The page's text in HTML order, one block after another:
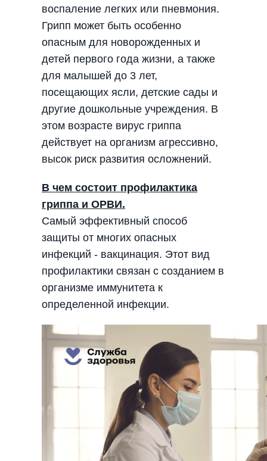
воспаление легких или пневмония.
Грипп может быть особенно
опасным для новорожденных и
детей первого года жизни, а также
для малышей до 3 лет,
посещающих ясли, детские сады и
другие дошкольные учреждения. В
этом возрасте вирус гриппа
действует на организм агрессивно,
высок риск развития осложнений.
В чем состоит профилактика
гриппа и ОРВИ.
Самый эффективный способ
защиты от многих опасных
инфекций - вакцинация. Этот вид
профилактики связан с созданием в
организме иммунитета к
определенной инфекции.